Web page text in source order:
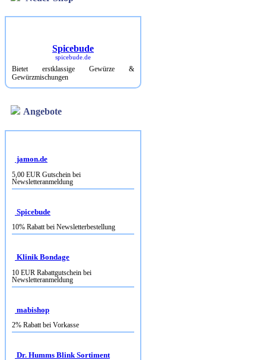
Spicebude
spicebude.de
Bietet erstklassige Gewürze &
Gewürzmischungen
Angebote
jamon.de
5,00 EUR Gutschein bei
Newsletteranmeldung
Spicebude
10% Rabatt bei Newsletterbestellung
Klinik Bondage
10 EUR Rabattgutschein bei
Newsletteranmeldung
mabishop
2% Rabatt bei Vorkasse
Dr. Humms Blink Sortiment